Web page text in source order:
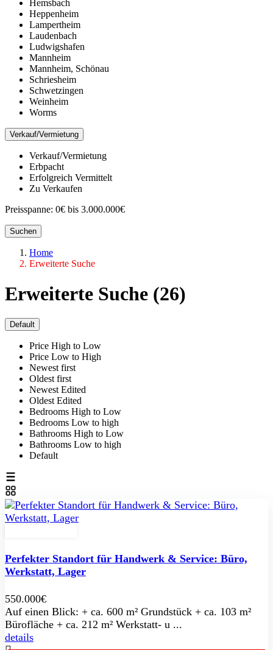
Hemsbach
Heppenheim
Lampertheim
Laudenbach
Ludwigshafen
Mannheim
Mannheim, Schönau
Schriesheim
Schwetzingen
Weinheim
Worms
Verkauf/Vermietung
Verkauf/Vermietung
Erbpacht
Erfolgreich Vermittelt
Zu Verkaufen
Preisspanne: 0€ bis 3.000.000€
Suchen
Home
Erweiterte Suche
Erweiterte Suche (26)
Default
Price High to Low
Price Low to High
Newest first
Oldest first
Newest Edited
Oldest Edited
Bedrooms High to Low
Bedrooms Low to high
Bathrooms High to Low
Bathrooms Low to high
Default
Perfekter Standort für Handwerk & Service: Büro,
Werkstatt, Lager
550.000€
Auf einen Blick: + ca. 600 m² Grundstück + ca. 103 m²
Bürofläche + ca. 212 m² Werkstatt- u ...
details